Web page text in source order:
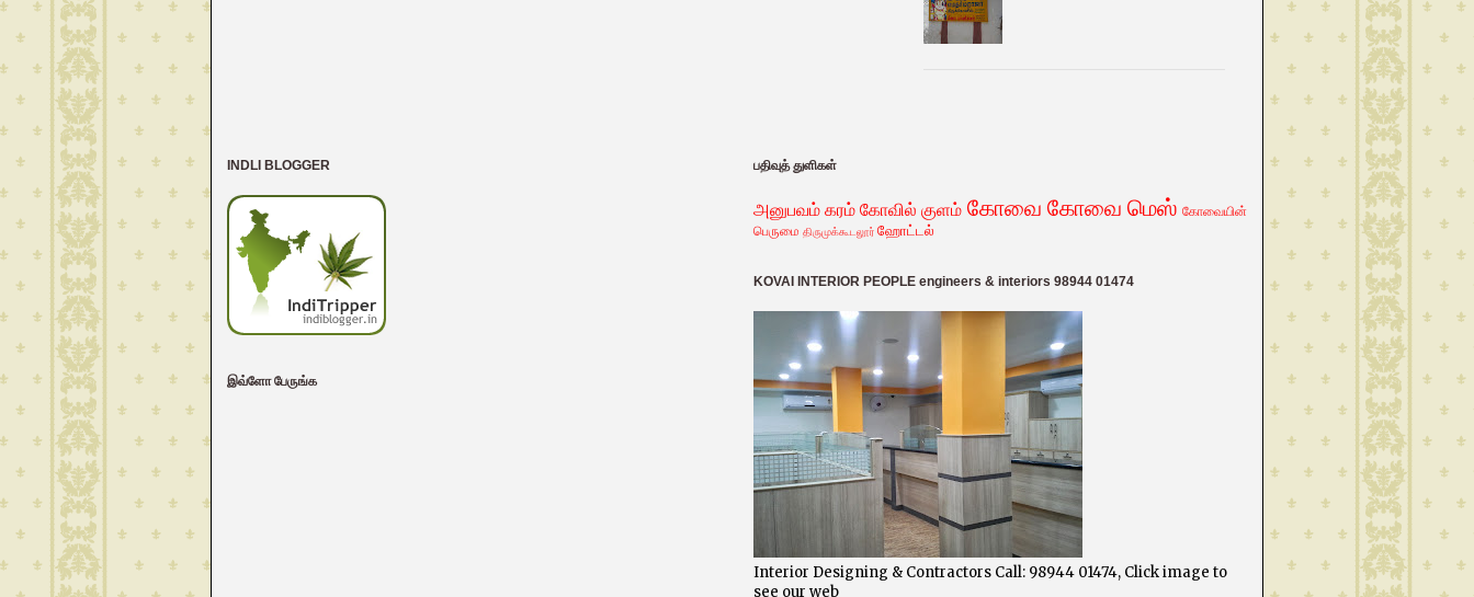
INDLI BLOGGER
இவ்ளோ பேருங்க
பதிவுத் துளிகள்
அனுபவம் கரம் கோவில் குளம் கோவை கோவை மெஸ் கோவையின்
பெருமை திருமுக்கூடலூர் ஹோட்டல்
KOVAI INTERIOR PEOPLE engineers & interiors 98944 01474
Interior Designing & Contractors Call: 98944 01474, Click image to
see our web